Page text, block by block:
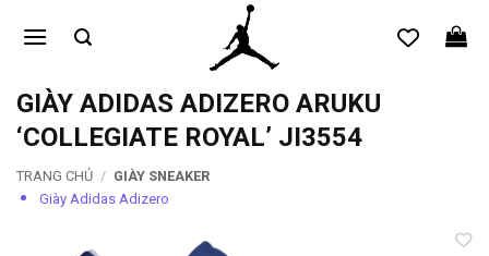
qua
dungGIÀY ADIDAS ADIZERO ARUKU
‘COLLEGIATE ROYAL’ JI3554
TRANG CHỦ / GIÀY SNEAKER
Giày Adidas Adizero